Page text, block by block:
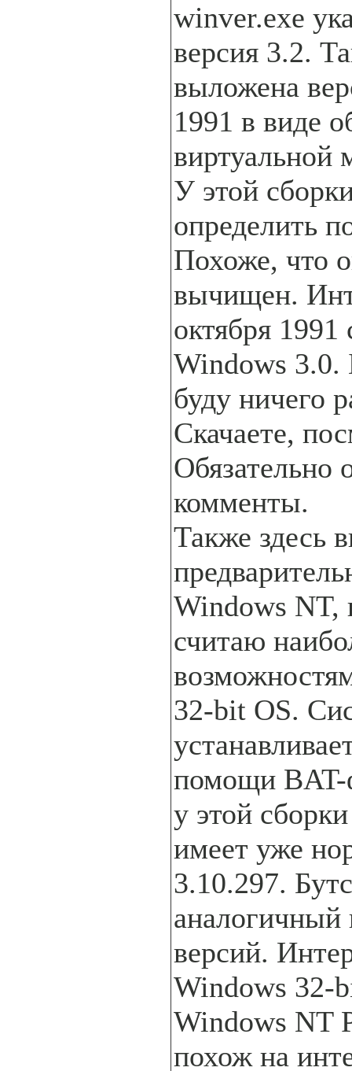
winver.exe
версия 3.2.
выложена
1991 в виде
У этой
определить
Похоже, что
вычищен.
октября 1991
Windows 3.0.
буду ничего
Скачаете,
Обязательно
комменты.
Также здесь
Windows NT,
считаю
32-bit OS.
помощи BAT-
у этой
имеет уже
3.10.297.
аналогичный
версий.
Windows 32-
Windows NT
похож на